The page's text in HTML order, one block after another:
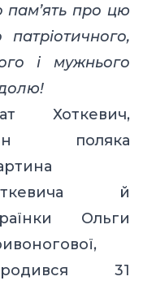
пам’ять про цю
і мужнього
долю!
Хоткевич,
поляка
й
Ольги
31